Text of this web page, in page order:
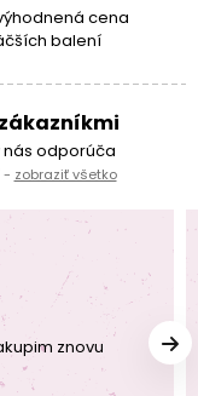
cena
balení
odporúča
- zobraziť všetko
znovu